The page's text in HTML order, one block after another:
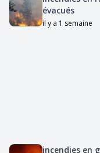
évacués
il y a 1 semaine
incendies en